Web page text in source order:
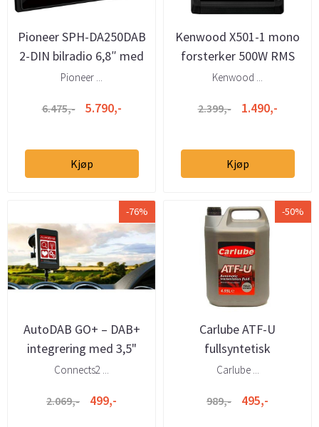
Pioneer SPH-DA250DAB
2-DIN bilradio 6,8″ med
DAB+, CarPlay og
Pioneer ...
6.475,- 5.790,-
Kjøp
Kenwood X501-1 mono
forsterker 500W RMS
Kenwood ...
2.399,- 1.490,-
Kjøp
-76%
AutoDAB GO+ – DAB+
integrering med 3,5"
touchskjerm (leveres
Connects2 ...
2.069,- 499,-
-50%
Carlube ATF-U
fullsyntetisk
automatolje
Carlube ...
989,- 495,-